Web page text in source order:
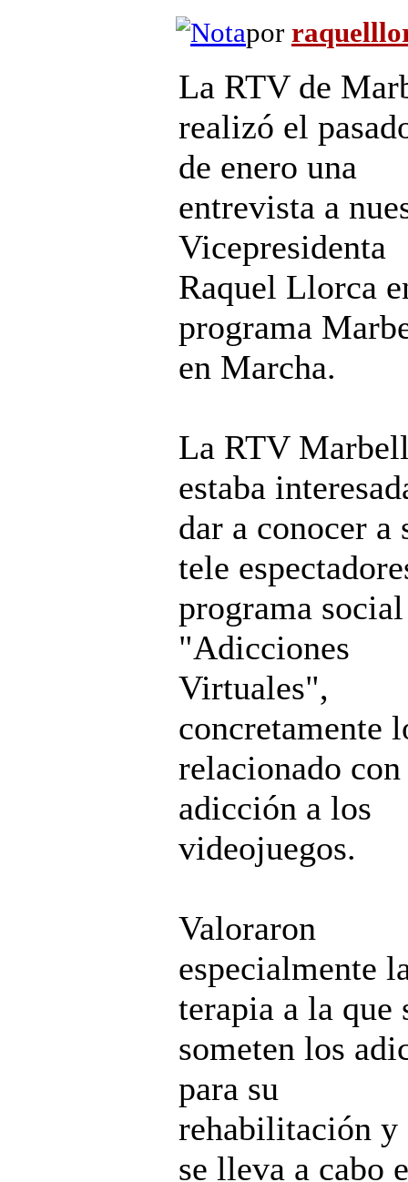
por
La RTV de
realizó el
de enero una
entrevista a
Vicepresidenta
Raquel Llorca
programa
en Marcha.
La RTV
estaba
dar a conocer a
tele
programa social
"Adicciones
Virtuales",
concretamente
relacionado
adicción a los
videojuegos.
Valoraron
especialmente
terapia a la que
someten los
para su
rehabilitación y
se lleva a cabo